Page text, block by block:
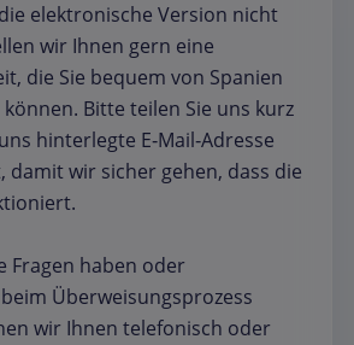
elektronische Version nicht
wir Ihnen gern eine
die Sie bequem von Spanien
Bitte teilen Sie uns kurz
hinterlegte E‑Mail‑Adresse
damit wir sicher gehen, dass die
Fragen haben oder
Überweisungsprozess
wir Ihnen telefonisch oder